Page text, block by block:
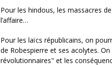
Pour les hindous, les massacres
l’affaire…
Pour les laïcs républicains, on
de Robespierre et ses acolytes.
révolutionnaires" et les